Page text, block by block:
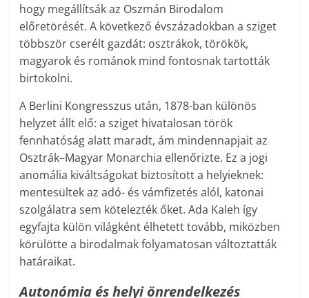
hogy megállítsák az Oszmán Birodalom
előretörését. A következő évszázadokban a sziget
többször cserélt gazdát: osztrákok, törökök,
magyarok és románok mind fontosnak tartották
birtokolni.
A Berlini Kongresszus után, 1878-ban különös
helyzet állt elő: a sziget hivatalosan török
fennhatóság alatt maradt, ám mindennapjait az
Osztrák–Magyar Monarchia ellenőrizte. Ez a jogi
anomália kiváltságokat biztosított a helyieknek:
mentesültek az adó- és vámfizetés alól, katonai
szolgálatra sem kötelezték őket. Ada Kaleh így
egyfajta külön világként élhetett tovább, miközben
körülötte a birodalmak folyamatosan változtatták
határaikat.
Autonómia és helyi önrendelkezés